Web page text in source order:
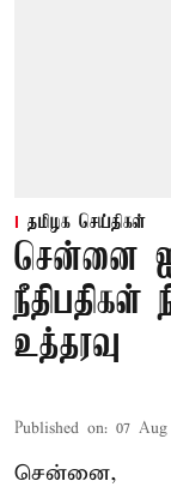
தமிழக செய்திகள்
சென்னை
நீதிபதிகள்
உத்தரவு
Published on: 07 Aug
சென்னை,